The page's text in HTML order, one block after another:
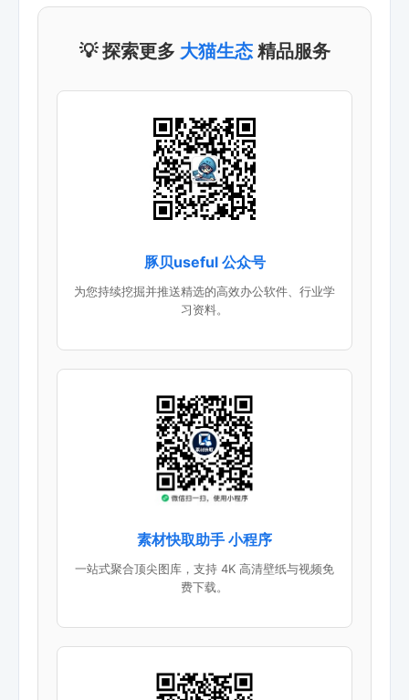
💡 探索更多 大猫生态精品服务
豚贝useful 公众号
为您持续挖掘并推送精选的高效办公软件、行业学
习资料。
素材快取助手 小程序
一站式聚合顶尖图库，支持 4K 高清壁纸与视频免
费下载。